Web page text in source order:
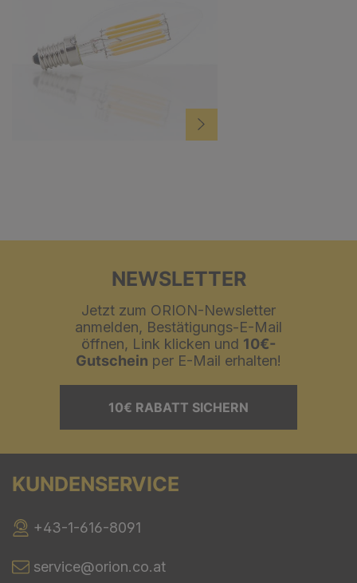
NEWSLETTER
Jetzt zum ORION-Newsletter
anmelden, Bestätigungs-E-Mail
öffnen, Link klicken und 10€-
Gutschein per E-Mail erhalten!
10€ RABATT SICHERN
KUNDENSERVICE
+43-1-616-8091
service@orion.co.at